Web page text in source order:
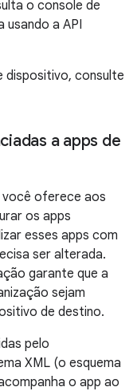
o console de
usando a API
dispositivo, consulte
a apps de
você oferece aos
os apps
esses apps com
ser alterada.
garante que a
sejam
de destino.
pelo
XML (o esquema
o app ao